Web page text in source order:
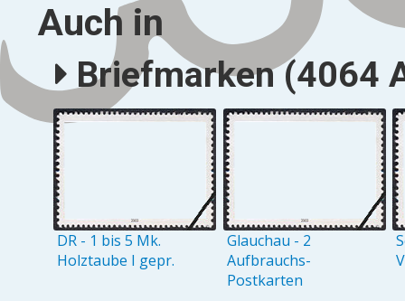
Auch in
Briefmarken (4064
DR - 1 bis 5 Mk.
Holztaube I gepr.
Glauchau - 2
Aufbrauchs-
Postkarten